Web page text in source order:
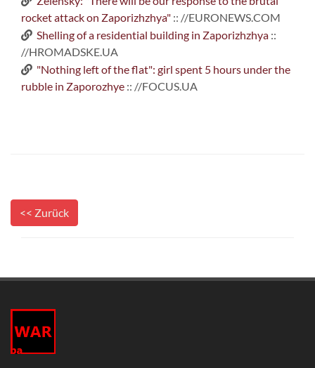
rocket attack on Zaporizhzhya" :: //EURONEWS.COM
Shelling of a residential building in Zaporizhzhya ::
//HROMADSKE.UA
"Nothing left of the flat": girl spent 5 hours under the
rubble in Zaporozhye :: //FOCUS.UA
<< Zurück